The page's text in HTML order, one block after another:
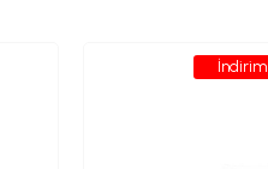
İndirim